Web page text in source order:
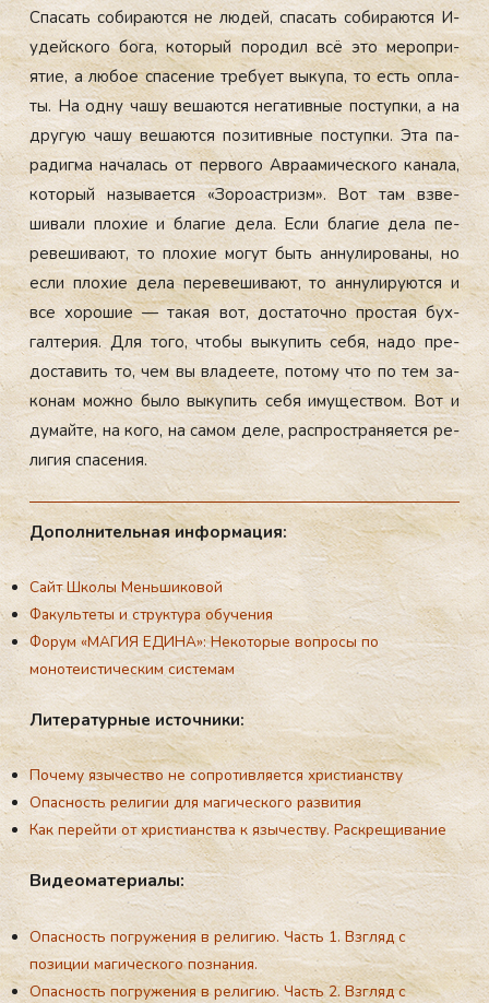
Спа­сать со­бира­ют­ся не лю­дей, спа­сать со­бира­ют­ся И­
удей­ско­го бо­га, ко­торый по­родил всё это ме­роп­ри­
ятие, а лю­бое спа­сение тре­бу­ет вы­купа, то есть оп­ла­
ты. На од­ну ча­шу ве­ша­ют­ся не­гатив­ные пос­тупки, а на
дру­гую ча­шу ве­ша­ют­ся по­зитив­ные пос­тупки. Эта па­
радиг­ма на­чалась от пер­во­го Ав­ра­ами­чес­ко­го ка­нала,
ко­торый на­зыва­ет­ся «Зо­ро­ас­тризм». Вот там взве­
шива­ли пло­хие и бла­гие де­ла. Ес­ли бла­гие де­ла пе­
реве­шива­ют, то пло­хие мо­гут быть ан­ну­лиро­ваны, но
ес­ли пло­хие де­ла пе­реве­шива­ют, то ан­ну­лиру­ют­ся и
все хо­рошие — та­кая вот, дос­та­точ­но прос­тая бух­
галте­рия. Для то­го, что­бы вы­купить се­бя, на­до пре­
дос­та­вить то, чем вы вла­де­ете, по­тому что по тем за­
конам мож­но бы­ло вы­купить се­бя иму­щес­твом. Вот и
ду­май­те, на ко­го, на са­мом де­ле, рас­простра­ня­ет­ся ре­
лигия спа­сения.
До­пол­ни­тель­ная ин­фор­ма­ция:
Сайт Школы Меньшиковой
Факультеты и структура обучения
Форум «МАГИЯ ЕДИНА»: Некоторые вопросы по
монотеистическим системам
Ли­те­ра­тур­ные ис­точ­ни­ки:
Почему язычество не сопротивляется христианству
Опасность религии для магического развития
Как перейти от христианства к язычеству. Раскрещивание
Ви­де­ома­те­ри­алы:
Опасность погружения в рeлигию. Часть 1. Взгляд с
позиции магического познания.
Опасность погружения в религию. Часть 2. Взгляд с